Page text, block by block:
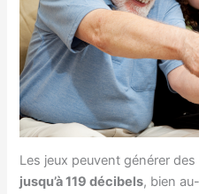
Les jeux peuvent générer
jusqu’à 119 décibels, bien